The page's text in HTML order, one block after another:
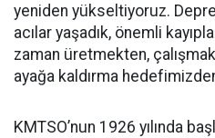
yeniden yükseltiyoruz.
acılar yaşadık, önemli
zaman üretmekten,
ayağa kaldırma
KMTSO’nun 1926 yılında